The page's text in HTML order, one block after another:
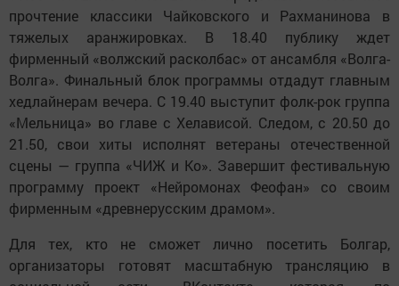
прочтение классики Чайковского и Рахманинова в
тяжелых аранжировках. В 18.40 публику ждет
фирменный «волжский расколбас» от ансамбля «Волга-
Волга». Финальный блок программы отдадут главным
хедлайнерам вечера. С 19.40 выступит фолк-рок группа
«Мельница» во главе с Хелависой. Следом, с 20.50 до
21.50, свои хиты исполнят ветераны отечественной
сцены — группа «ЧИЖ и Ко». Завершит фестивальную
программу проект «Нейромонах Феофан» со своим
фирменным «древнерусским драмом».
Для тех, кто не сможет лично посетить Болгар,
организаторы готовят масштабную трансляцию в